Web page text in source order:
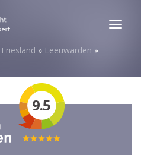
Toggle
Friesland » Leeuwarden »
9.5
Totale